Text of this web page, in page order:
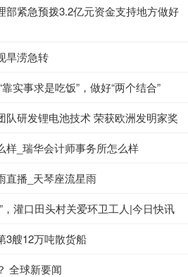
部紧急预拨3.2亿元资金支持地方做好
旱涝急转
实事求是吃饭”，做好“两个结合”
队研发锂电池技术 荣获欧洲发明家奖
样_瑞华会计师事务所怎么样
直播_天琴座流星雨
，灌口田头村关爱环卫工人|今日快讯
3艘12万吨散货船
全球新要闻